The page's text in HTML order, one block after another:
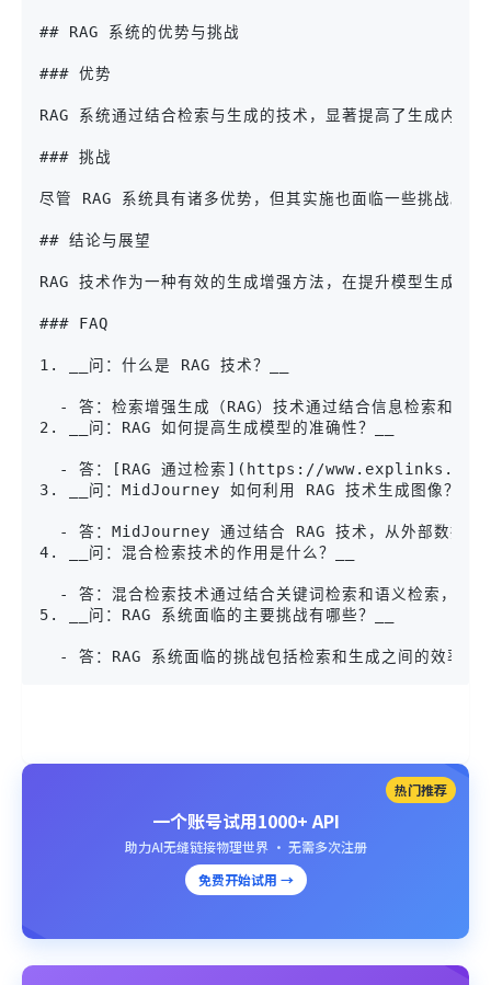
## RAG 系统的优势与挑战
### 优势
RAG 系统通过结合检索与生成的技术，显著提高了生成内容
### 挑战
尽管 RAG 系统具有诸多优势，但其实施也面临一些挑战。
## 结论与展望
RAG 技术作为一种有效的生成增强方法，在提升模型
### FAQ
1. __问：什么是 RAG 技术？__
- 答：检索增强生成（RAG）技术通过结合信息检索和生
2. __问：RAG 如何提高生成模型的准确性？__
- 答：[RAG 通过检索](https://
3. __问：MidJourney 如何利用 RAG 技术生成图像？__
- 答：MidJourney 通过结合 RAG 技术，从外部数据源
4. __问：混合检索技术的作用是什么？__
- 答：混合检索技术通过结合关键词检索和语义检索，提
5. __问：RAG 系统面临的主要挑战有哪些？__
- 答：RAG 系统面临的挑战包括检索和生成之间的效率平
热门推荐
一个账号试用1000+ API
助力AI无缝链接物理世界 · 无需多次注册
免费开始试用 →